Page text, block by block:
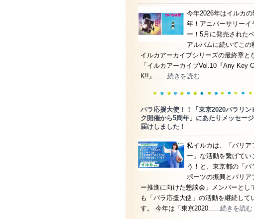
今年2026年はイルカの
年！アニバーサリーイ
ー！5月に発売された
アルバムに続いてこの
イルカアーカイブシリーズの最終章と
「イルカアーカイブVol.10『Any Key
K!!』...
...続きを読む
パラ応援大使！！「東京2020パラリン
ク開催から5周年」にあたりメッセー
届けしました！
私イルカは、「バリア
ー」な活動を繋げてい
う！と、東京都の「パ
ポーツの振興とバリア
ー推進に向けた懇談会」メンバーとし
も「パラ応援大使」の活動を継続して
す。 今年は「東京2020...
...続きを読む